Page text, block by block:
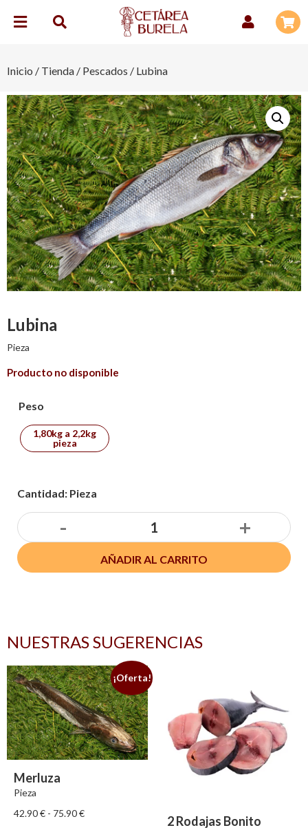
Inicio / Tienda / Pescados / Lubina
Lubina
Pieza
Producto no disponible
Peso
1,80kg a 2,2kg
pieza
Cantidad: Pieza
- +
AÑADIR AL CARRITO
NUESTRAS SUGERENCIAS
¡Oferta!
Merluza
Pieza
42.90€ - 75.90€
2 Rodajas Bonito